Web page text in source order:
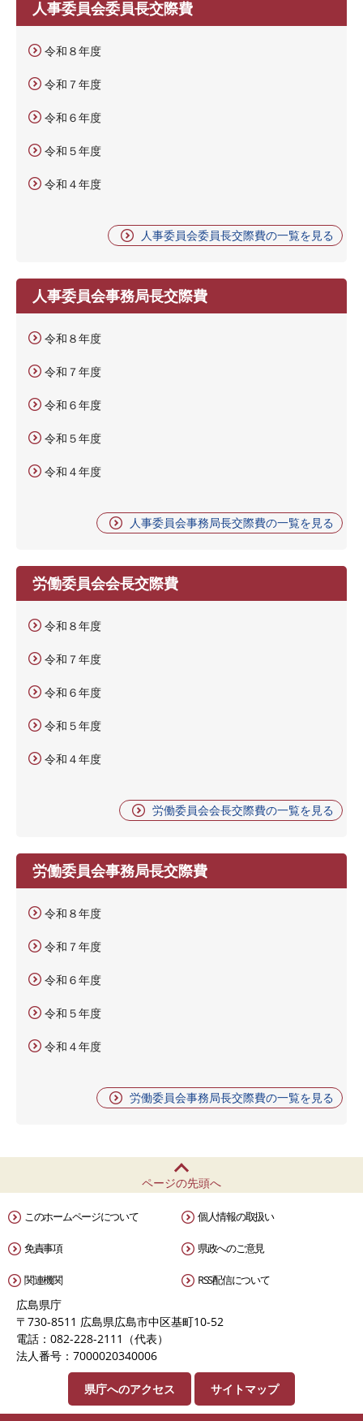
人事委員会委員長交際費
令和８年度
令和７年度
令和６年度
令和５年度
令和４年度
人事委員会委員長交際費の一覧を見る
人事委員会事務局長交際費
令和８年度
令和７年度
令和６年度
令和５年度
令和４年度
人事委員会事務局長交際費の一覧を見る
労働委員会会長交際費
令和８年度
令和７年度
令和６年度
令和５年度
令和４年度
労働委員会会長交際費の一覧を見る
労働委員会事務局長交際費
令和８年度
令和７年度
令和６年度
令和５年度
令和４年度
労働委員会事務局長交際費の一覧を見る
ページの先頭へ
このホームページについて 個人情報の取扱い
免責事項 県政へのご意見
関連機関 RSS配信について
広島県庁
〒730-8511 広島県広島市中区基町10-52
電話：082-228-2111（代表）
法人番号：7000020340006
県庁へのアクセス サイトマップ